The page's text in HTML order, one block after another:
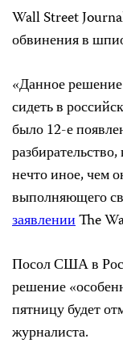
Wall Street
обвинения в
«Данное решение
сидеть в
было 12-е
нечто иное, чем
выполняющего
заявленииThe
Посол США в
решение
пятницу будет
журналиста.